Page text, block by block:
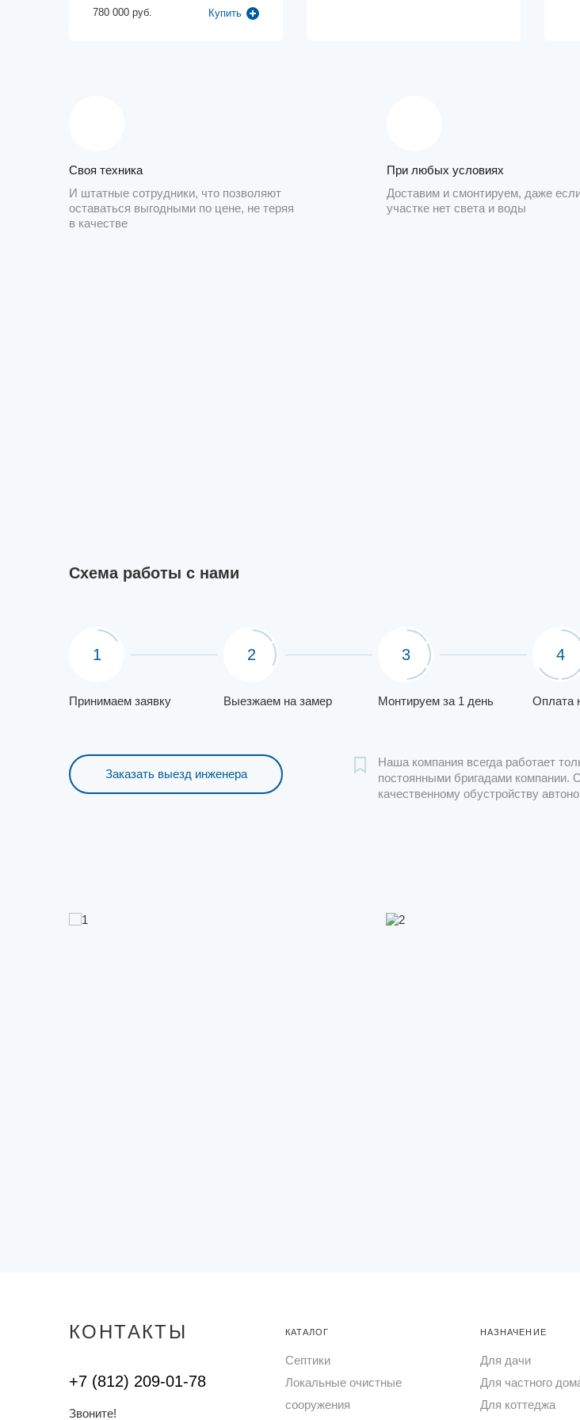
780 000 руб. Купить
Своя техника
И штатные сотрудники, что позволяют
оставаться выгодными по цене, не теряя
в качестве
При любых условиях
Доставим и смонтируем, даже
участке нет света и воды
Схема работы с нами
1
Принимаем заявку
2
Выезжаем на замер
3
Монтируем за 1 день
4
Оплата
Заказать выезд инженера
Наша компания всегда работает
постоянными бригадами компании.
качественному обустройству
КОНТАКТЫ
+7 (812) 209-01-78
Звоните!
КАТАЛОГ
Септики
Локальные очистные
сооружения
НАЗНАЧЕНИЕ
Для дачи
Для частного
Для коттеджа